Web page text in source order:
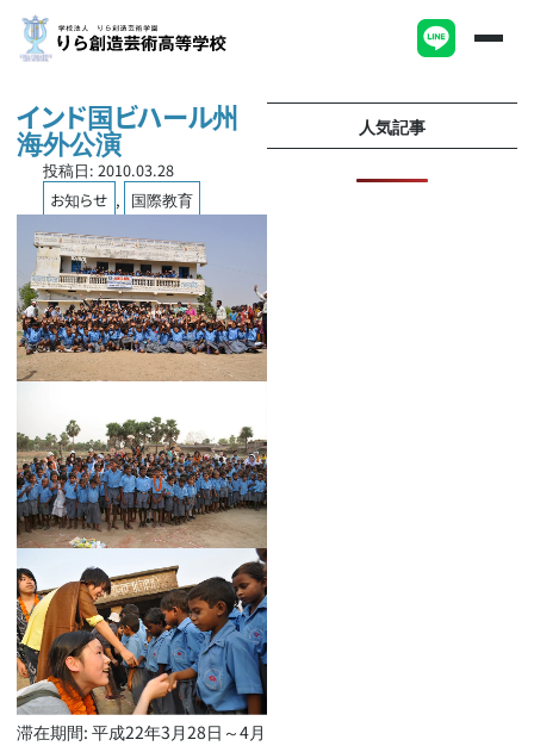
インド国ビハール州
海外公演
投稿日: 2010.03.28
お知らせ , 国際教育
滞在期間: 平成22年3月28日～4月
人気記事